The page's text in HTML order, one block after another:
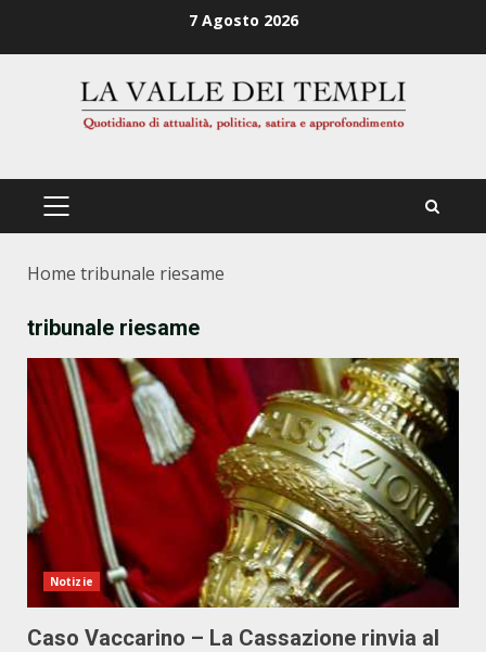
7 Agosto 2026
PRIMÄRES
Home tribunale riesame
tribunale riesame
Notizie
Caso Vaccarino – La Cassazione rinvia al